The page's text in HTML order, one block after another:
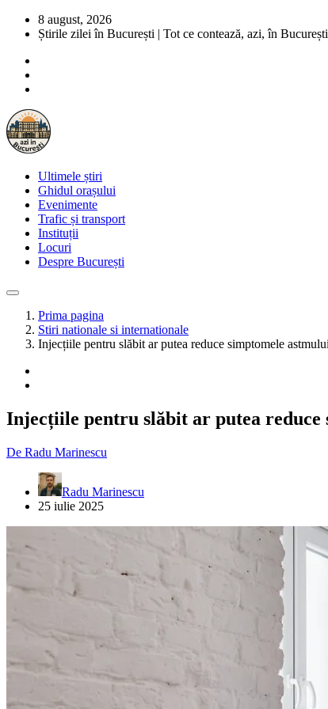
8 august, 2026
Știrile zilei în București | Tot ce contează, azi, în
Ultimele știri
Ghidul orașului
Evenimente
Trafic și transport
Instituții
Locuri
Despre București
Prima pagina
Stiri nationale si internationale
Injecțiile pentru slăbit ar putea reduce simptomele
Injecțiile pentru slăbit ar putea reduce
De Radu Marinescu
Radu Marinescu
25 iulie 2025